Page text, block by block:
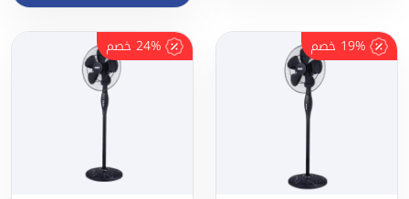
19% خصم 24% خصم